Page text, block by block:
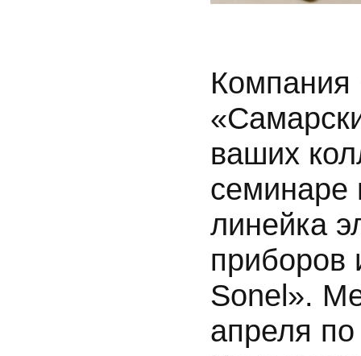
ваших
семинаре
линейка
приборов
Sonel».
апреля